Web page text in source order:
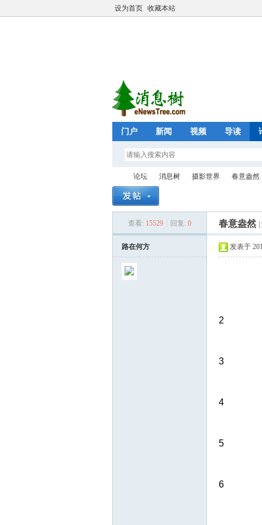
设为首页 收藏本站
门户 新闻 视频 导读
论坛
›
消息树
›
摄影世界
›
春意盎然
查看: 15529 回复: 0 春意盎然
路在何方 发表于
2
3
4
5
6